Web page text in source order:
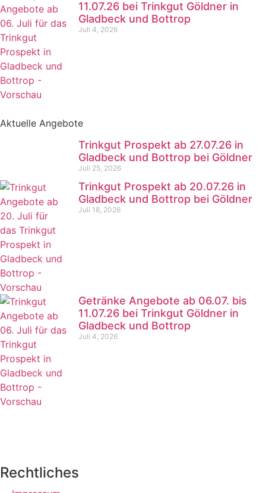
11.07.26 bei Trinkgut Göldner in
Gladbeck und Bottrop
Juli 4, 2026
Aktuelle Angebote
Trinkgut Prospekt ab 27.07.26 in
Gladbeck und Bottrop bei Göldner
Juli 25, 2026
Trinkgut Prospekt ab 20.07.26 in
Gladbeck und Bottrop bei Göldner
Juli 18, 2026
Getränke Angebote ab 06.07. bis
11.07.26 bei Trinkgut Göldner in
Gladbeck und Bottrop
Juli 4, 2026
Rechtliches